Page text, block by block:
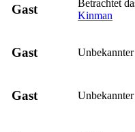
Gast
Betrachtet
Kinman
Gast
Gast